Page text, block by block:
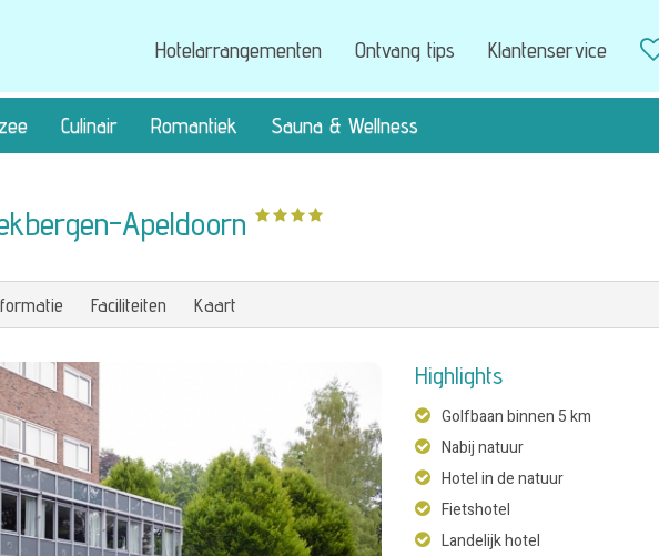
Hotelarrangementen Ontvang tips Klantenservice
Culinair Romantiek Sauna & Wellness
Apeldoorn
Faciliteiten Kaart
Highlights
Golfbaan binnen 5 km
Nabij natuur
Hotel in de natuur
Fietshotel
Landelijk hotel